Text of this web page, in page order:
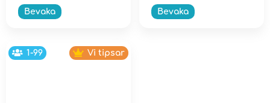
Bevaka Bevaka
1-99 Vi tipsar